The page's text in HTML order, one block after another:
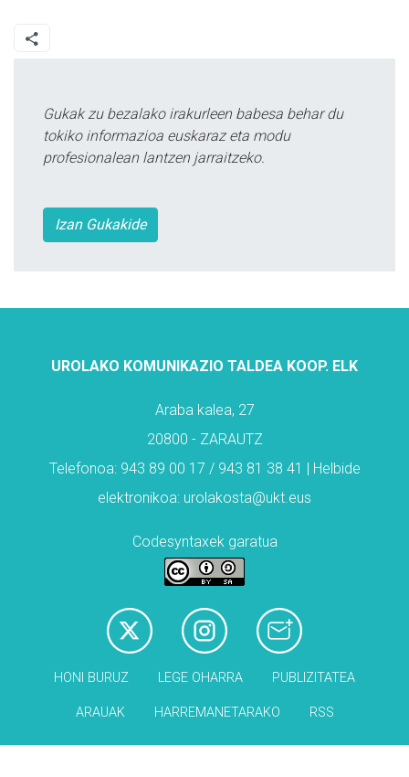
Gukak zu bezalako irakurleen babesa behar du
tokiko informazioa euskaraz eta modu
profesionalean lantzen jarraitzeko.
Izan Gukakide
UROLAKO KOMUNIKAZIO TALDEA KOOP. ELK
Araba kalea, 27
20800 - ZARAUTZ
Telefonoa: 943 89 00 17 / 943 81 38 41 | Helbide
elektronikoa: urolakosta@ukt.eus
Codesyntaxek garatua
HONI BURUZ LEGE OHARRA PUBLIZITATEA
ARAUAK HARREMANETARAKO RSS